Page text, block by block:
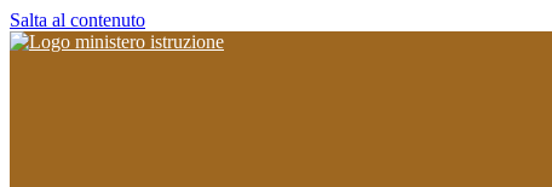
Salta al contenuto